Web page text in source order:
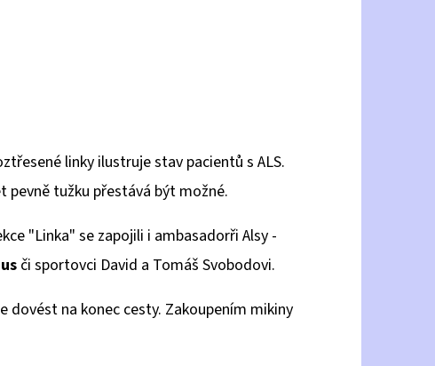
linky ilustruje stav pacientů s ALS.
pevně tužku přestává být možné.
"Linka" se zapojili i ambasadorři Alsy -
či sportovci David a Tomáš Svobodovi.
dovést na konec cesty. Zakoupením mikiny